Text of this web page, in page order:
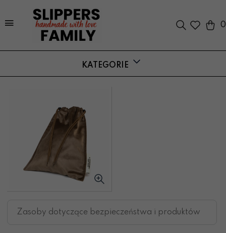
0
KATEGORIE
Zasoby dotyczące bezpieczeństwa i produktów